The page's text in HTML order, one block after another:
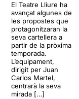
El Teatre Lliure ha
avançat algunes de
les propostes que
protagonitzaran la
seva cartellera a
partir de la pròxima
temporada.
L’equipament,
dirigit per Juan
Carlos Martel,
centrarà la seva
mirada […]